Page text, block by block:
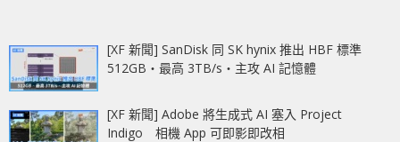
[XF 新聞] SanDisk 同 SK hynix 推出 HBF 標準
512GB‧最高 3TB/s‧主攻 AI 記憶體
[XF 新聞] Adobe 將生成式 AI 塞入 Project
Indigo 相機 App 可即影即改相